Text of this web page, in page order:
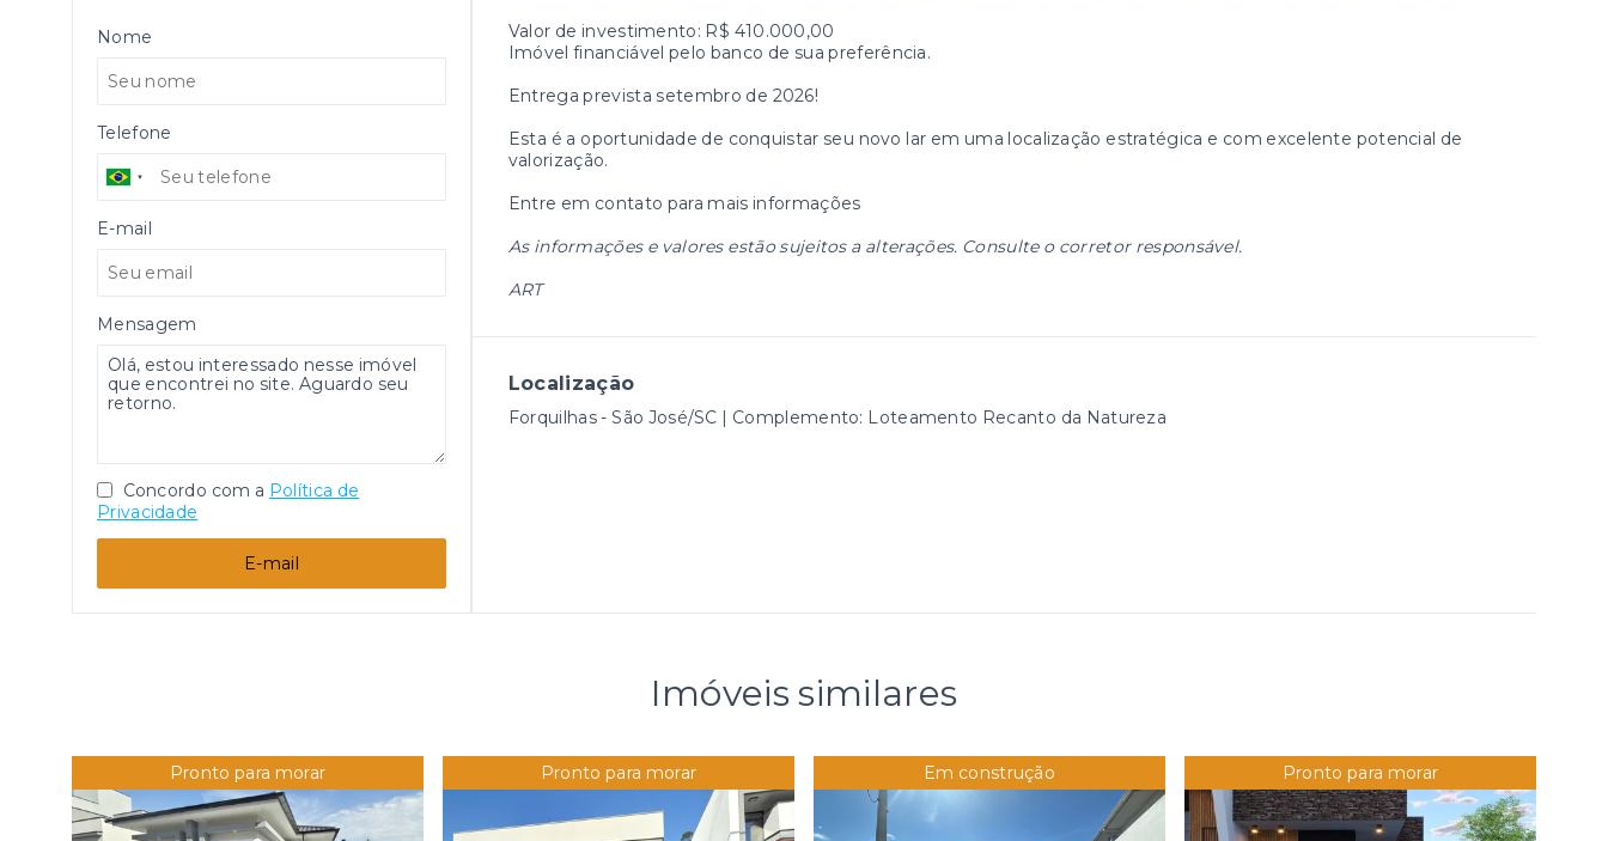
Valor de investimento: R$ 410.000,00
Imóvel financiável pelo banco de sua preferência.
Entrega prevista setembro de 2026!
Esta é a oportunidade de conquistar seu novo lar em uma localização estratégica e com excelente potencial de
valorização.
Entre em contato para mais informações
As informações e valores estão sujeitos a alterações. Consulte o corretor responsável.
ART
Localização
Forquilhas - São José/SC | Complemento: Loteamento Recanto da Natureza
Nome
Telefone
E-mail
Mensagem
Concordo com a Política de
Privacidade
E-mail
Imóveis similares
Pronto para morar Pronto para morar Em construção Pronto para morar